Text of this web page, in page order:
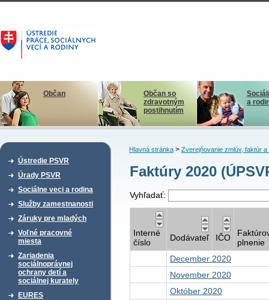
Občan
Občan so
zdravotným
postihnutím
a
Ústredie PSVR
Úrady PSVR
Sociálne veci a rodina
Služby zamestnanosti
Záruky pre mladých
Voľné pracovné
miesta
Zariadenia
sociálnoprávnej
ochrany detí a
sociálnej kurately
EURES
Hlavná stránka> Zverejňovanie zmlúv, faktúr a
Faktúry 2020
Vyhľadať:
Interné
číslo
Dodávateľ IČO
plnenie
December 2020
November 2020
Október 2020